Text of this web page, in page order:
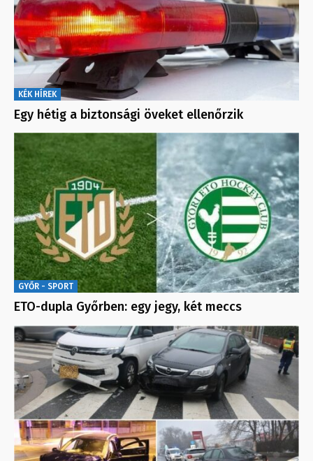
KÉK HÍREK
Egy hétig a biztonsági öveket ellenőrzik
GYŐR - SPORT
ETO-dupla Győrben: egy jegy, két meccs